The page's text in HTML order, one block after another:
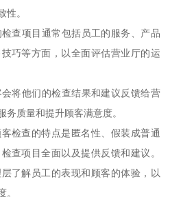
性。
查项目通常包括员工的服务、产品
巧等方面，以全面评估营业厅的运
将他们的检查结果和建议反馈给营
务质量和提升顾客满意度。
检查的特点是匿名性、假装成普通
查项目全面以及提供反馈和建议。
了解员工的表现和顾客的体验，以
。